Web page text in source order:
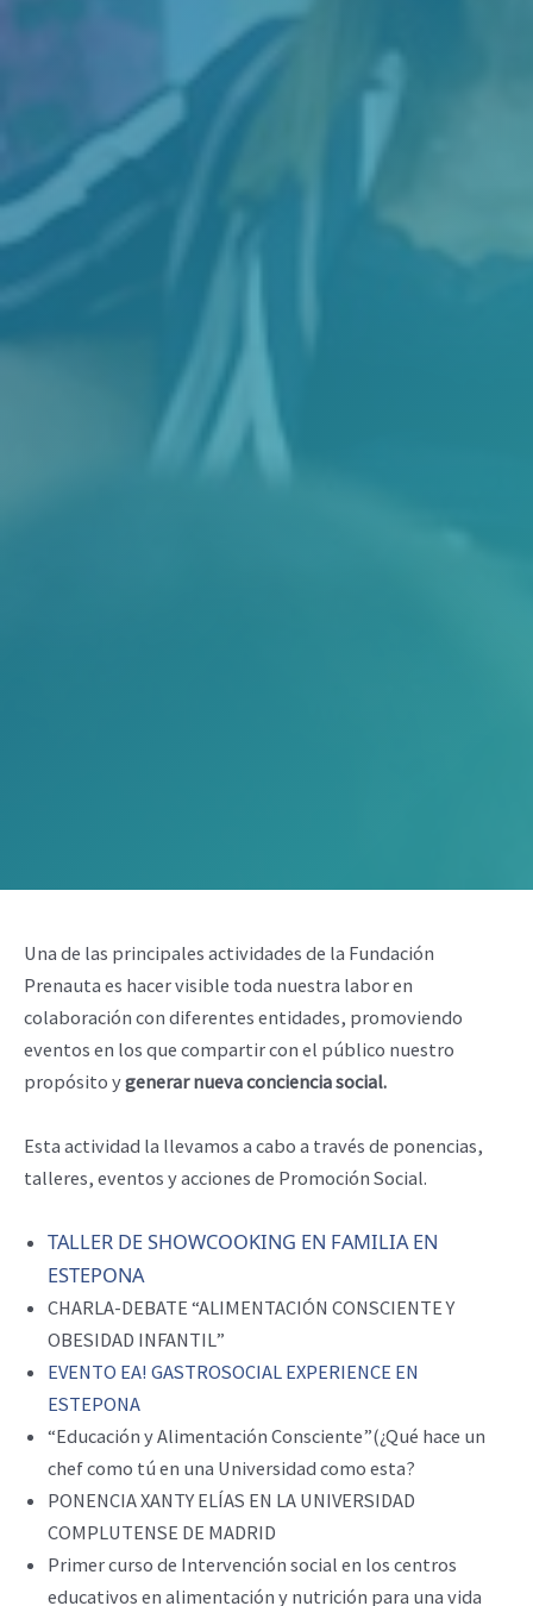
Una de las principales actividades de la Fundación
Prenauta es hacer visible toda nuestra labor en
colaboración con diferentes entidades, promoviendo
eventos en los que compartir con el público nuestro
propósito ygenerar nueva conciencia social.
Esta actividad la llevamos a cabo a través de ponencias,
talleres, eventos y acciones de Promoción Social.
TALLER DE SHOWCOOKING EN FAMILIA EN
ESTEPONA
CHARLA-DEBATE “ALIMENTACIÓN CONSCIENTE Y
OBESIDAD INFANTIL”
EVENTO EA! GASTROSOCIAL EXPERIENCE EN
ESTEPONA
“Educación y Alimentación Consciente”(¿Qué hace un
chef como tú en una Universidad como esta?
PONENCIA XANTY ELÍAS EN LA UNIVERSIDAD
COMPLUTENSE DE MADRID
Primer curso de Intervención social en los centros
educativos en alimentación y nutrición para una vida